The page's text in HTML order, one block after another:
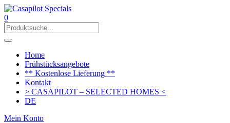
0
Home
Frühstücksangebote
** Kostenlose Lieferung **
Kontakt
> CASAPILOT – SELECTED HOMES <
DE
Mein Konto